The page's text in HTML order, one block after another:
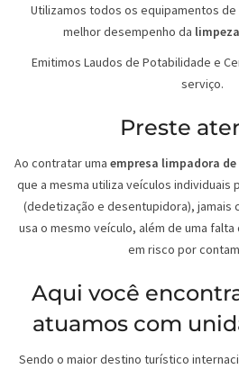
Utilizamos todos os equipamentos de
melhor desempenho da
Emitimos Laudos de Potabilidade e
serviço.
Preste
Ao contratar uma empresa limpadora
que a mesma utiliza veículos individuais
(dedetização e desentupidora), jamais
usa o mesmo veículo, além de uma
em risco por
Aqui você
atuamos com
Sendo o maior destino turístico